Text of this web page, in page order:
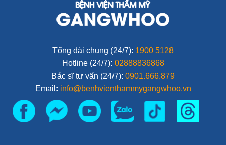
Tổng đài chung (24/7): 1900 5128
Hotline (24/7): 02888836868
Bác sĩ tư vấn (24/7): 0901.666.879
Email: info@benhvienthammygangwhoo.vn